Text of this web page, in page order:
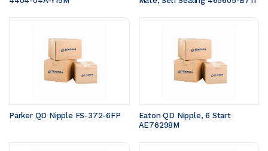
Parker QD Nipple FS-372-6FP
Eaton QD Nipple, 6 Start
AE76298M